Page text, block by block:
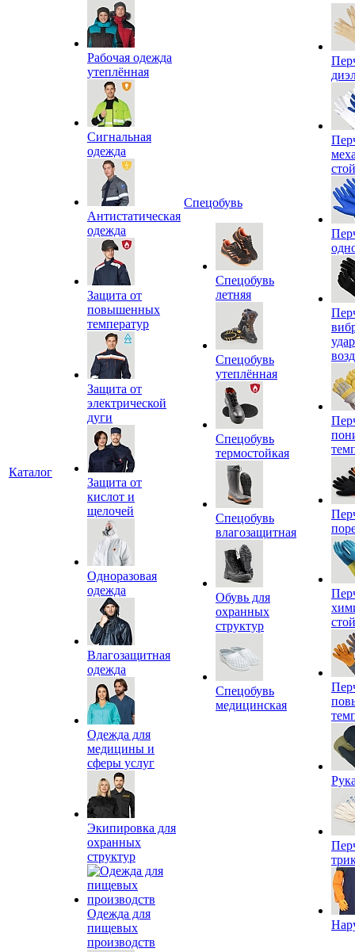
Каталог
Рабочая одежда
утеплённая
Сигнальная
одежда
Антистатическая
одежда
Защита от
повышенных
температур
Защита от
электрической
дуги
Защита от
кислот и
щелочей
Одноразовая
одежда
Влагозащитная
одежда
Одежда для
медицины и
сферы услуг
Экипировка для
охранных
структур
Одежда для
пищевых
производств
Спецобувь
Спецобувь
летняя
Спецобувь
утеплённая
Спецобувь
термостойкая
Спецобувь
влагозащитная
Обувь для
охранных
структур
Спецобувь
медицинская